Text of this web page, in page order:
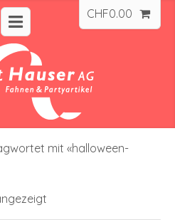
CHF0.00
mit «halloween-